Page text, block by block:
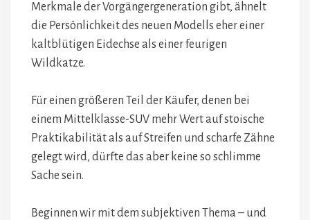
Merkmale der Vorgängergeneration gibt, ähnelt
die Persönlichkeit des neuen Modells eher einer
kaltblütigen Eidechse als einer feurigen
Wildkatze.
Für einen größeren Teil der Käufer, denen bei
einem Mittelklasse-SUV mehr Wert auf stoische
Praktikabilität als auf Streifen und scharfe Zähne
gelegt wird, dürfte das aber keine so schlimme
Sache sein.
Beginnen wir mit dem subjektiven Thema – und